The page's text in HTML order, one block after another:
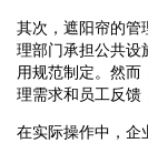
其次，遮阳帘的管
理部门承担公共设
用规范制定。然
理需求和员工反馈
在实际操作中，企